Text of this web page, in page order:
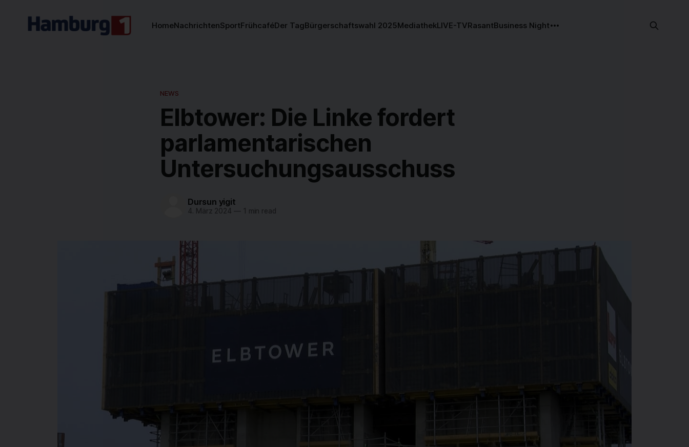
HomeNachrichtenSportFrühcaféDer TagBürgerschaftswahl 2025MediathekLIVE-TVRasantBusiness Night
NEWS
Elbtower: Die Linke fordert
parlamentarischen
Untersuchungsausschuss
Dursun yigit
4. März 2024 —1 min read